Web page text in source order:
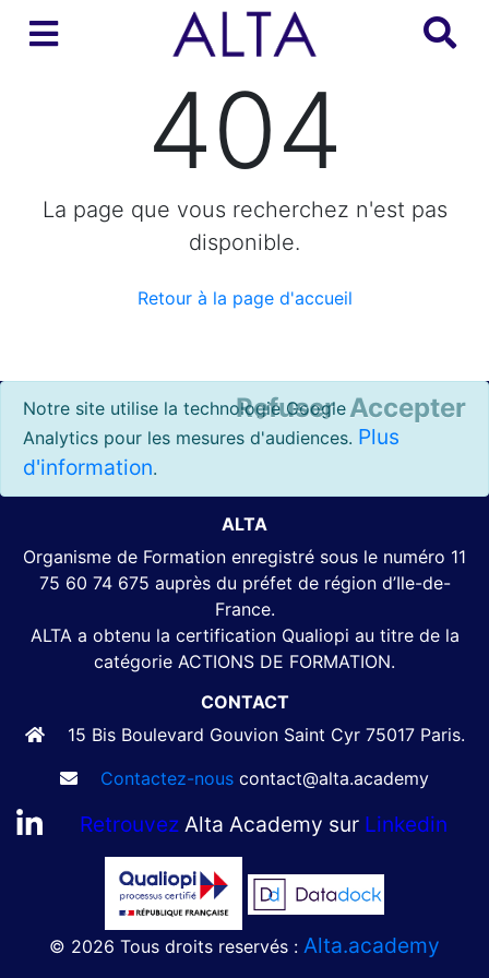
404
La page que vous recherchez n'est pas
disponible.
Retour à la page d'accueil
Notre site utilise la technologie Google
Analytics pour les mesures d'audiences. Plus
d'information.
Accepter
Refuser
ALTA
Organisme de Formation enregistré sous le numéro 11
75 60 74 675 auprès du préfet de région d’Ile-de-
France.
ALTA a obtenu la certification Qualiopi au titre de la
catégorie ACTIONS DE FORMATION.
CONTACT
15 Bis Boulevard Gouvion Saint Cyr 75017 Paris.
Contactez-nous contact@alta.academy
RetrouvezAlta Academy sur Linkedin
© 2026 Tous droits reservés : Alta.academy